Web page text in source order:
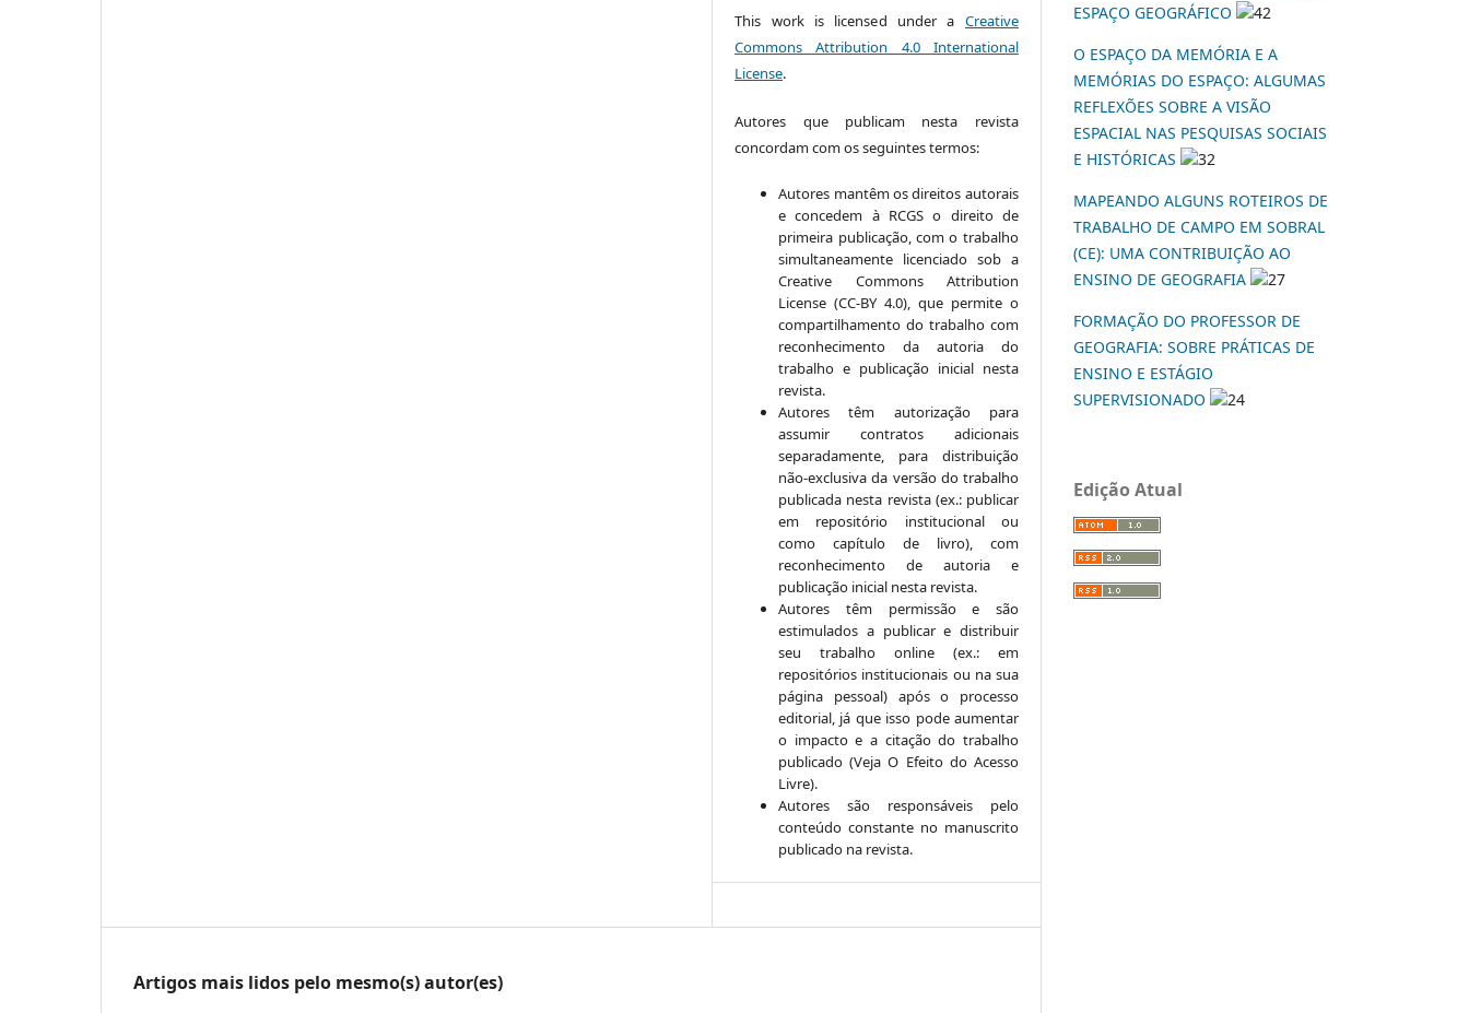
This work is licensed under a Creative
Commons Attribution 4.0 International
License.
Autores que publicam nesta revista
concordam com os seguintes termos:
Autores mantêm os direitos autorais
e concedem à RCGS o direito de
primeira publicação, com o trabalho
simultaneamente licenciado sob a
Creative Commons Attribution
License (CC-BY 4.0), que permite o
compartilhamento do trabalho com
reconhecimento da autoria do
trabalho e publicação inicial nesta
revista.
Autores têm autorização para
assumir contratos adicionais
separadamente, para distribuição
não-exclusiva da versão do trabalho
publicada nesta revista (ex.: publicar
em repositório institucional ou
como capítulo de livro), com
reconhecimento de autoria e
publicação inicial nesta revista.
Autores têm permissão e são
estimulados a publicar e distribuir
seu trabalho online (ex.: em
repositórios institucionais ou na sua
página pessoal) após o processo
editorial, já que isso pode aumentar
o impacto e a citação do trabalho
publicado (Veja O Efeito do Acesso
Livre).
Autores são responsáveis pelo
conteúdo constante no manuscrito
publicado na revista.
Artigos mais lidos pelo mesmo(s) autor(es)
ESPAÇO GEOGRÁFICO
42
O ESPAÇO DA MEMÓRIA E A
MEMÓRIAS DO ESPAÇO: ALGUMAS
REFLEXÕES SOBRE A VISÃO
ESPACIAL NAS PESQUISAS SOCIAIS
E HISTÓRICAS
32
MAPEANDO ALGUNS ROTEIROS DE
TRABALHO DE CAMPO EM SOBRAL
(CE): UMA CONTRIBUIÇÃO AO
ENSINO DE GEOGRAFIA
27
FORMAÇÃO DO PROFESSOR DE
GEOGRAFIA: SOBRE PRÁTICAS DE
ENSINO E ESTÁGIO
SUPERVISIONADO
24
Edição Atual